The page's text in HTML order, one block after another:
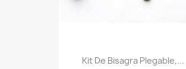
Kit De Bisagra Plegable,...